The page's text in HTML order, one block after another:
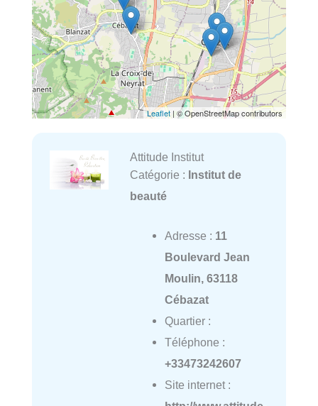
Leaflet | © OpenStreetMap contributors
Attitude Institut
Catégorie : Institut de
beauté
Adresse : 11
Boulevard Jean
Moulin, 63118
Cébazat
Quartier :
Téléphone :
+33473242607
Site internet :